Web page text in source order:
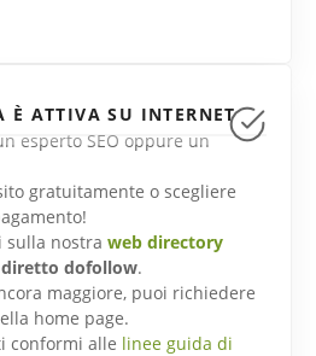
È ATTIVA SU INTERNET
esperto SEO oppure un
gratuitamente o scegliere
sulla nostra web directory
dofollow.
maggiore, puoi richiedere
home page.
conformi alle linee guida di